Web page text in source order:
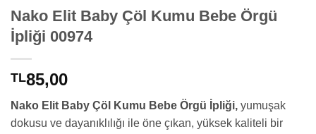
Nako Elit Baby Çöl Kumu Bebe Örgü
İpliği 00974
TL85,00
Nako Elit Baby Çöl Kumu Bebe Örgü İpliği, yumuşak
dokusu ve dayanıklılığı ile öne çıkan, yüksek kaliteli bir